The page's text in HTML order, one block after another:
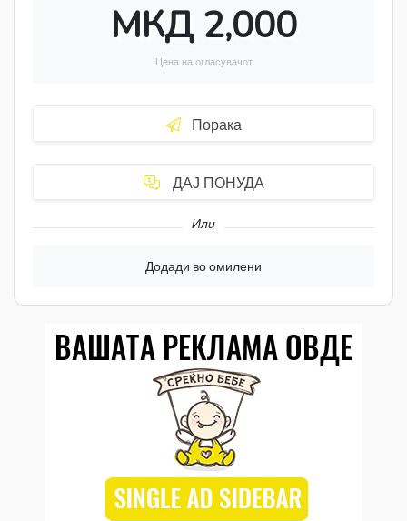
МКД 2,000
Цена на огласувачот
Порака
ДАЈ ПОНУДА
Или
Додади во омилени